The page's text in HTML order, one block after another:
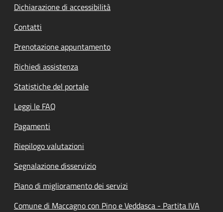
Dichiarazione di accessibilità
Contatti
Prenotazione appuntamento
Richiedi assistenza
Statistiche del portale
Leggi le FAQ
Pagamenti
Riepilogo valutazioni
Segnalazione disservizio
Piano di miglioramento dei servizi
Comune di Maccagno con Pino e Veddasca - Partita IVA